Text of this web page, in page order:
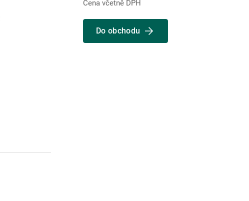
Cena včetně DPH
Do obchodu